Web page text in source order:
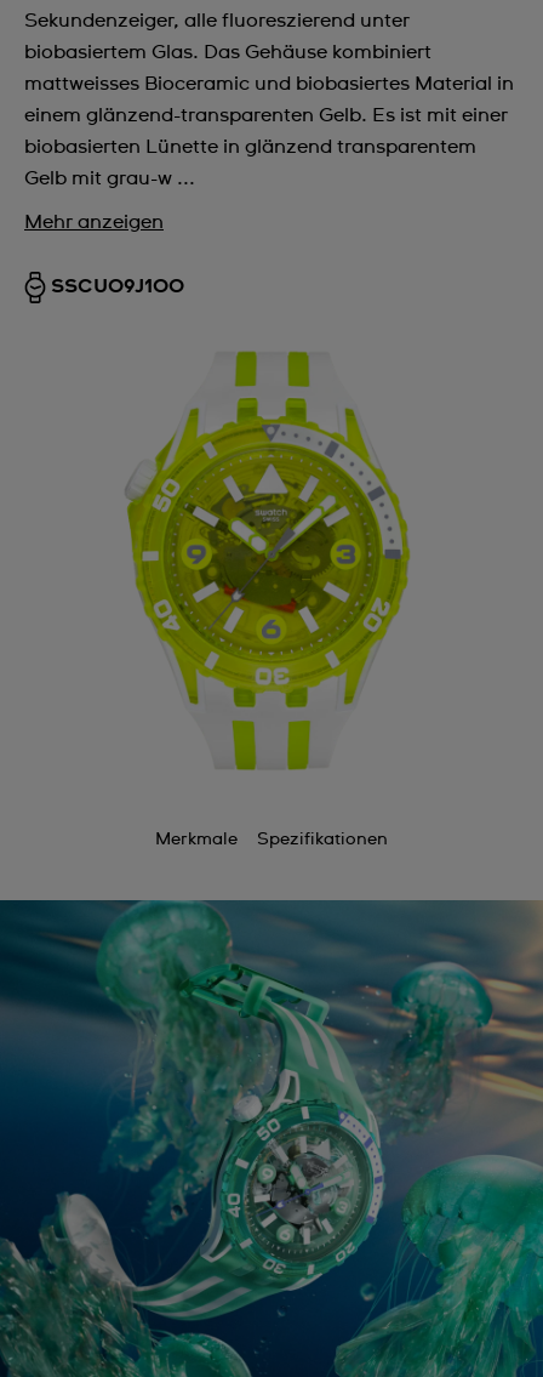
Sekundenzeiger, alle fluoreszierend unter
biobasiertem Glas. Das Gehäuse kombiniert
mattweisses Bioceramic und biobasiertes Material in
einem glänzend-transparenten Gelb. Es ist mit einer
biobasierten Lünette in glänzend transparentem
Gelb mit grau-w ...
Mehr anzeigen
SSCU09J100
Merkmale Spezifikationen